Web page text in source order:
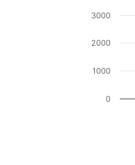
0
1000
2000
3000